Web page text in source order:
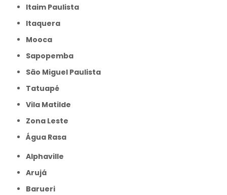
Itaim Paulista
Itaquera
Mooca
Sapopemba
São Miguel Paulista
Tatuapé
Vila Matilde
Zona Leste
Água Rasa
Alphaville
Arujá
Barueri